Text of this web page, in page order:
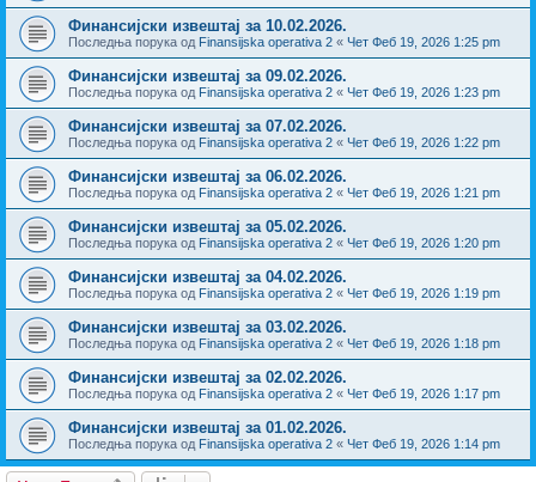
Финансијски извештај за 10.02.2026.
Последња порука од Finansijska operativa 2 « Чет Феб 19, 2026 1:25 pm
Финансијски извештај за 09.02.2026.
Последња порука од Finansijska operativa 2 « Чет Феб 19, 2026 1:23 pm
Финансијски извештај за 07.02.2026.
Последња порука од Finansijska operativa 2 « Чет Феб 19, 2026 1:22 pm
Финансијски извештај за 06.02.2026.
Последња порука од Finansijska operativa 2 « Чет Феб 19, 2026 1:21 pm
Финансијски извештај за 05.02.2026.
Последња порука од Finansijska operativa 2 « Чет Феб 19, 2026 1:20 pm
Финансијски извештај за 04.02.2026.
Последња порука од Finansijska operativa 2 « Чет Феб 19, 2026 1:19 pm
Финансијски извештај за 03.02.2026.
Последња порука од Finansijska operativa 2 « Чет Феб 19, 2026 1:18 pm
Финансијски извештај за 02.02.2026.
Последња порука од Finansijska operativa 2 « Чет Феб 19, 2026 1:17 pm
Финансијски извештај за 01.02.2026.
Последња порука од Finansijska operativa 2 « Чет Феб 19, 2026 1:14 pm